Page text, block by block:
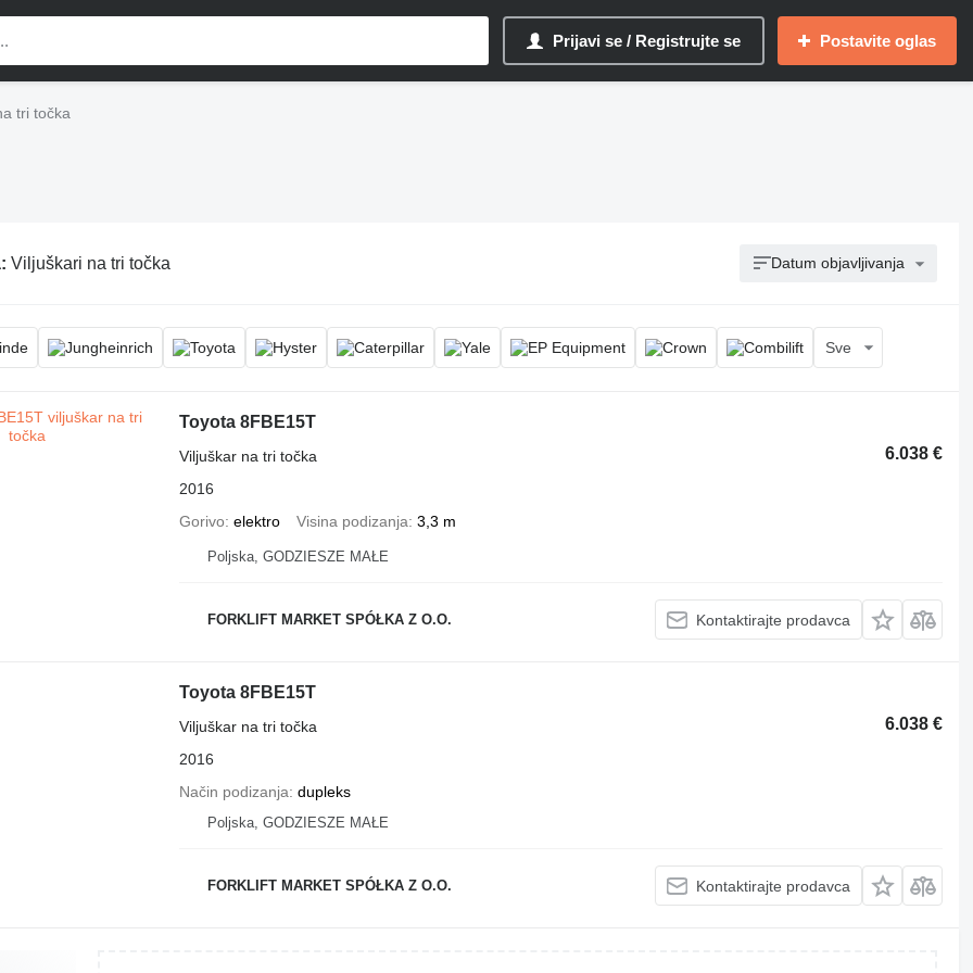
Prijavi se / Registrujte se Postavite oglas
tri točka
Viljuškari na tri točka Datum objavljivanja
Sve
Toyota 8FBE15T
6.038 €
Viljuškar na tri točka
2016
Gorivo elektro Visina podizanja 3,3 m
Poljska, GODZIESZE MAŁE
FORKLIFT MARKET SPÓŁKA Z O.O. Kontaktirajte prodavca
Toyota 8FBE15T
6.038 €
Viljuškar na tri točka
2016
Način podizanja dupleks
Poljska, GODZIESZE MAŁE
FORKLIFT MARKET SPÓŁKA Z O.O. Kontaktirajte prodavca